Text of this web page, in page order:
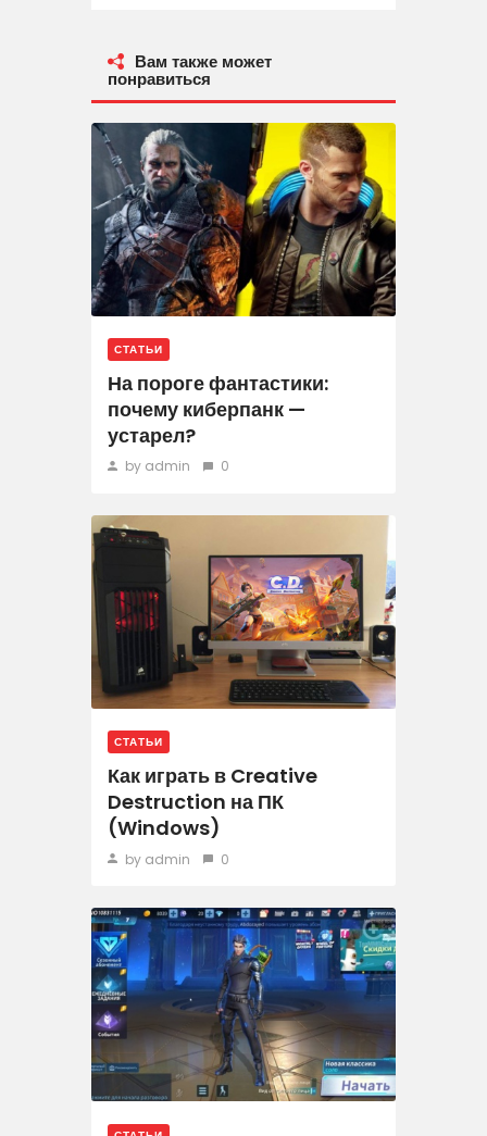
Вам также может
понравиться
СТАТЬИ
На пороге фантастики:
почему киберпанк —
устарел?
by admin 0
СТАТЬИ
Как играть в Creative
Destruction на ПК
(Windows)
by admin 0